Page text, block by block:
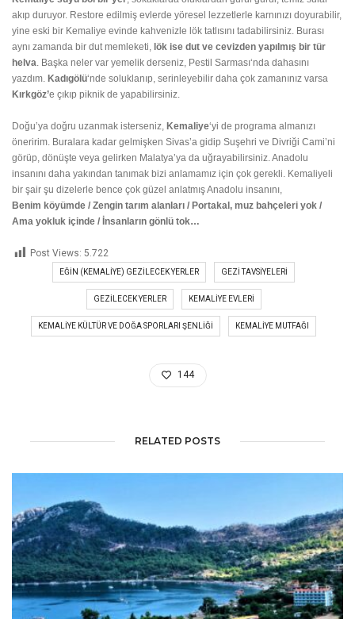
akıp duruyor. Restore edilmiş evlerde yöresel lezzetlerle karnınızı doyurabilir,
yine eski bir Kemaliye evinde kahvenizle lök tatlısını tadabilirsiniz. Burası
aynı zamanda bir dut memleketi, lök ise dut ve cevizden yapılmış bir tür
helva. Başka neler var yemelik derseniz, Pestil Sarması‘nda dahasını
yazdım. Kadıgölü‘nde soluklanıp, serinleyebilir daha çok zamanınız varsa
Kırkgöz’e çıkıp piknik de yapabilirsiniz.
Doğu’ya doğru uzanmak isterseniz, Kemaliye‘yi de programa almanızı
öneririm. Buralara kadar gelmişken Sivas’a gidip Suşehri ve Divriği Cami’ni
görüp, dönüşte veya gelirken Malatya’ya da uğrayabilirsiniz. Anadolu
insanını daha yakından tanımak bizi anlamamız için çok gerekli. Kemaliyeli
bir şair şu dizelerle bence çok güzel anlatmış Anadolu insanını,
Benim köyümde / Zengin tarım alanları / Portakal, muz bahçeleri yok /
Ama yokluk içinde / İnsanların gönlü tok…
Post Views: 5.722
EĞIN (KEMALIYE) GEZILECEK YERLER GEZI TAVSIYELERI
GEZILECEK YERLER KEMALIYE EVLERI
KEMALIYE KÜLTÜR VE DOĞA SPORLARI ŞENLIĞI KEMALIYE MUTFAĞI
144
RELATED POSTS